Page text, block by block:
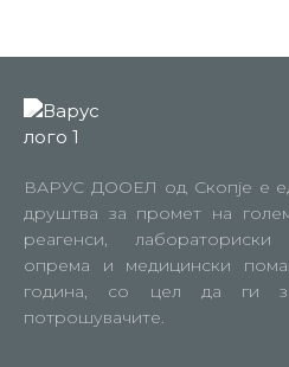
ВАРУС ДООЕЛ од Скопје е
друштва за промет на
реагенси,
опрема и медицински
година, со цел да ги
потрошувачите.